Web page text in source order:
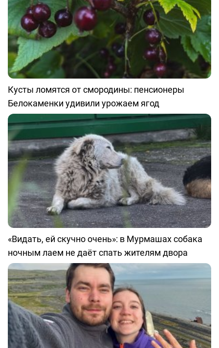
Кусты ломятся от смородины: пенсионеры
Белокаменки удивили урожаем ягод
«Видать, ей скучно очень»: в Мурмашах собака
ночным лаем не даёт спать жителям двора